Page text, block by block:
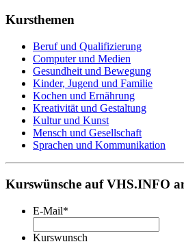
Kursthemen
Beruf und Qualifizierung
Computer und Medien
Gesundheit und Bewegung
Kinder, Jugend und Familie
Kochen und Ernährung
Kreativität und Gestaltung
Kultur und Kunst
Mensch und Gesellschaft
Sprachen und Kommunikation
Kurswünsche auf VHS.INFO
E-Mail*
Kurswunsch